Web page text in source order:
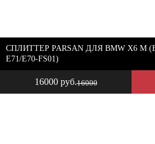
16000 руб.16000
СПЛИТТЕР PARSAN ДЛЯ BMW X6 M
E71/E70-FS01)